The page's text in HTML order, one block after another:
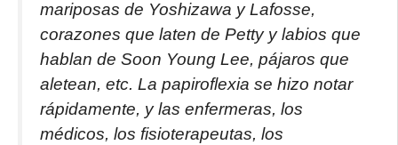
mariposas de Yoshizawa y Lafosse,
corazones que laten de Petty y labios que
hablan de Soon Young Lee, pájaros que
aletean, etc. La papiroflexia se hizo notar
rápidamente, y las enfermeras, los
médicos, los fisioterapeutas, los